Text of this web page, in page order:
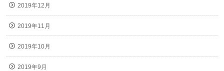
2019年12月
2019年11月
2019年10月
2019年9月